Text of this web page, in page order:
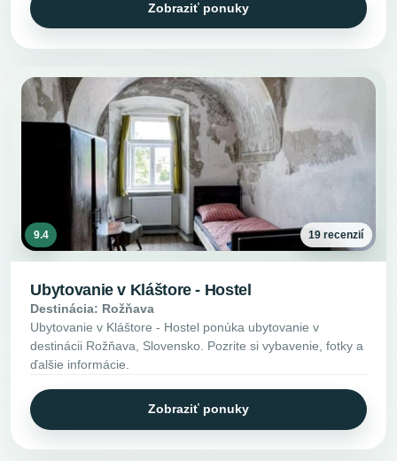
Zobraziť ponuky
9.4 19 recenzií
Ubytovanie v Kláštore - Hostel
Destinácia: Rožňava
Ubytovanie v Kláštore - Hostel ponúka ubytovanie v
destinácii Rožňava, Slovensko. Pozrite si vybavenie, fotky a
ďalšie informácie.
Zobraziť ponuky